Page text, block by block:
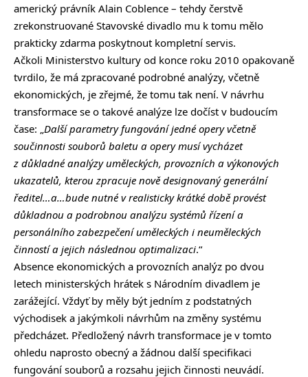
americký právník Alain Coblence – tehdy čerstvě
zrekonstruované Stavovské divadlo mu k tomu mělo
prakticky zdarma poskytnout kompletní servis.
Ačkoli Ministerstvo kultury od konce roku 2010 opakovaně
tvrdilo, že má zpracované podrobné analýzy, včetně
ekonomických, je zřejmé, že tomu tak není. V návrhu
transformace se o takové analýze lze dočíst v budoucím
čase: „ Další parametry fungování jedné opery včetně
součinnosti souborů baletu a opery musí vycházet
z důkladné analýzy uměleckých, provozních a výkonových
ukazatelů, kterou zpracuje nově designovaný generální
ředitel…a…bude nutné v realisticky krátké době provést
důkladnou a podrobnou analýzu systémů řízení a
personálního zabezpečení uměleckých i neuměleckých
činností a jejich následnou optimalizaci.“
Absence ekonomických a provozních analýz po dvou
letech ministerských hrátek s Národním divadlem je
zarážející. Vždyť by měly být jedním z podstatných
východisek a jakýmkoli návrhům na změny systému
předcházet. Předložený návrh transformace je v tomto
ohledu naprosto obecný a žádnou další specifikaci
fungování souborů a rozsahu jejich činnosti neuvádí.